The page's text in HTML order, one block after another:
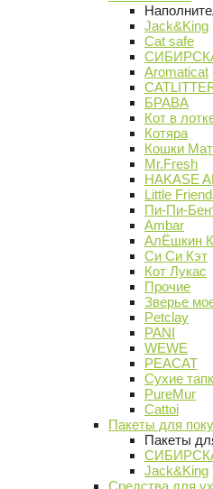
Jack&King
Cat safe
Aromaticat
БРАВА
Кот в
Котяра
Кошки
Mr.Fresh
HAKASE
Little
Пи-Пи-
Ambar
АлЁшкин
Си Си Кэт
Кот Лукас
Прочие
Зверье
Petclay
PANI
WEWE
PEACAT
Сухие
PureMur
Cattoi
Пакеты для
Пакеты
Jack&King
Средства для